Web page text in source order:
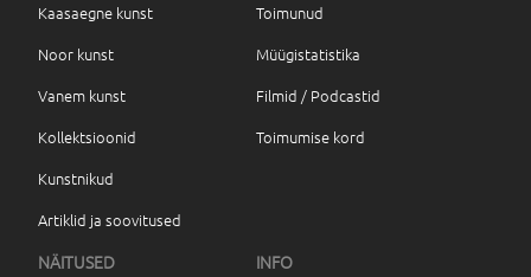
Kaasaegne kunst
Noor kunst
Vanem kunst
Kollektsioonid
Kunstnikud
Artiklid ja soovitused
Toimunud
Müügistatistika
Filmid / Podcastid
Toimumise kord
NÄITUSED INFO